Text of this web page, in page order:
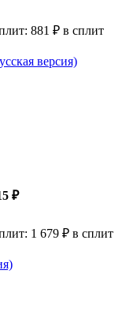
881 ₽ в сплит
версия)
₽
1 679 ₽ в сплит